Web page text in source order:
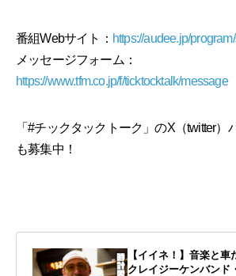
番組Webサイト： https://audee.jp/
メッセージフォーム：
https://www.tfm.co.jp/f/ticktocktalk/message
「#チックタックトーク」のX（twitter）
も募集中！
【イイネ！】音楽と
クレイジーケンバンド